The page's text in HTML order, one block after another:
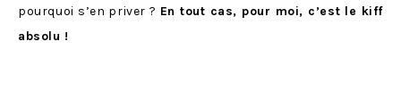
pourquoi s’en priver ? En tout cas, pour moi, c’est le kiff
absolu !